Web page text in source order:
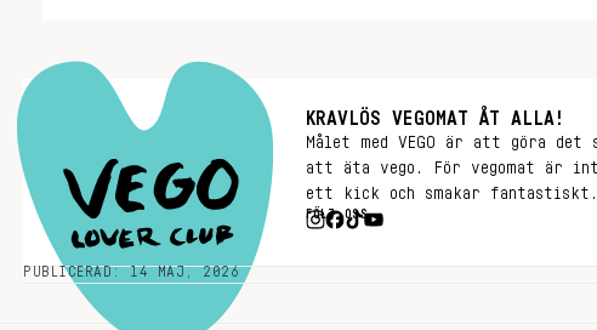
KRAVLÖS VEGOMAT ÅT ALLA!
Målet med VEGO är att göra
att äta vego. För vegomat är
ett kick och smakar fantastiskt.
FÖLJ OSS
PUBLICERAD: 14 MAJ, 2026